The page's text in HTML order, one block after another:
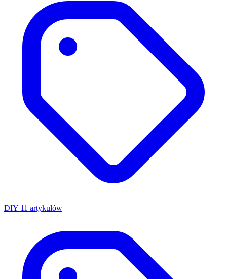
DIY 11 artykułów